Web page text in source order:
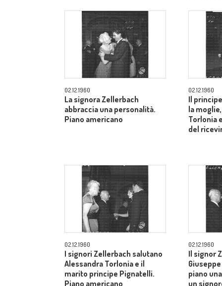
02.12.1960
La signora Zellerbach
abbraccia una personalità.
Piano americano
02.12.1960
Il
la
Torlonia
del
02.12.1960
I signori Zellerbach salutano
Alessandra Torlonia e il
marito principe Pignatelli.
Piano americano
02.12.1960
Il signor
piano
un